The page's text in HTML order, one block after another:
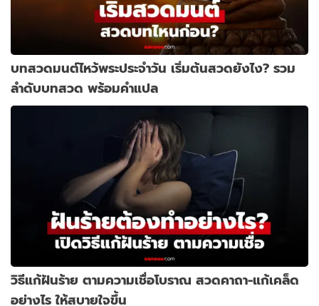
บทสวดมนต์ไหว้พระประจำวัน เริ่มต้นสวดยังไง? รวม
ลำดับบทสวด พร้อมคำแปล
วิธีแก้ฝันร้าย ตามความเชื่อโบราณ สวดคาถา-แก้เคล็ด
อย่างไร ให้สบายใจขึ้น